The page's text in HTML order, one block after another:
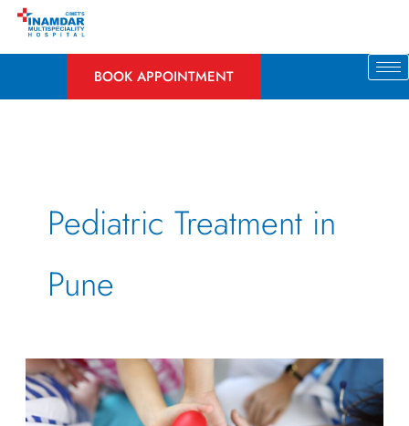
Skip
BOOK APPOINTMENT
Pediatric Treatment in
Pune